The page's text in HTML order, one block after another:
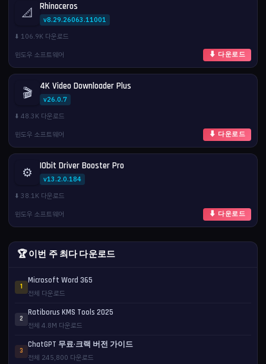
📐 Rhinoceros
v8.29.26063.11001
⬇️ 106.9K 다운로드
윈도우 소프트웨어
⬇ 다운로드
🎬 4K Video Downloader Plus
v26.0.7
⬇️ 48.3K 다운로드
윈도우 소프트웨어
⬇ 다운로드
⚙️ IObit Driver Booster Pro
v13.2.0.184
⬇️ 38.1K 다운로드
윈도우 소프트웨어
⬇ 다운로드
🏆 이번 주 최다 다운로드
1
Microsoft Word 365
전체 다운로드
2
Ratiborus KMS Tools 2025
전체 4.8M 다운로드
3
ChatGPT 무료·크랙 버전 가이드
전체 245,800 다운로드